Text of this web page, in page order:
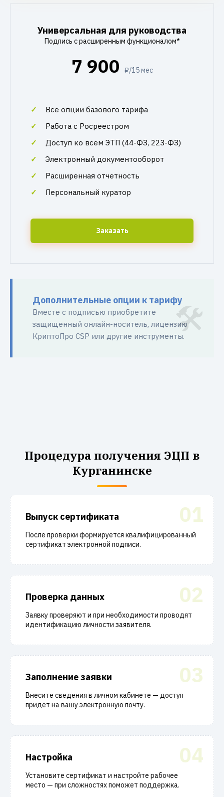
Универсальная для руководства
Подпись с расширенным функционалом*
7 900 ₽/15 мес
Все опции базового тарифа
Работа с Росреестром
Доступ ко всем ЭТП (44-ФЗ, 223-ФЗ)
Электронный документооборот
Расширенная отчетность
Персональный куратор
Заказать
Дополнительные опции к тарифу
Вместе с подписью приобретите
защищенный онлайн-носитель, лицензию
КриптоПро CSP или другие инструменты.
Процедура получения ЭЦП в
Курганинске
01
Выпуск сертификата
После проверки формируется квалифицированный
сертификат электронной подписи.
02
Проверка данных
Заявку проверяют и при необходимости проводят
идентификацию личности заявителя.
03
Заполнение заявки
Внесите сведения в личном кабинете — доступ
придёт на вашу электронную почту.
04
Настройка
Установите сертификат и настройте рабочее
место — при сложностях поможет поддержка.